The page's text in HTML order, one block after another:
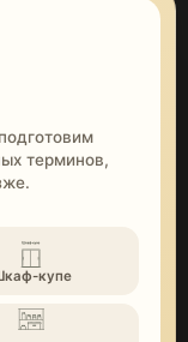
терминов,
купе